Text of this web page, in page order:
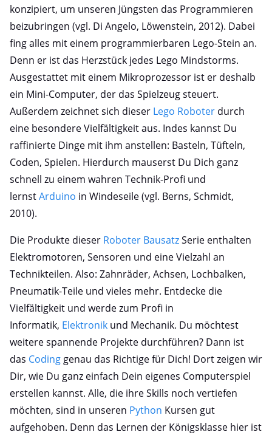
konzipiert, um unseren Jüngsten das Programmieren
beizubringen (vgl. Di Angelo, Löwenstein, 2012). Dabei
fing alles mit einem programmierbaren Lego-Stein an.
Denn er ist das Herzstück jedes Lego Mindstorms.
Ausgestattet mit einem Mikroprozessor ist er deshalb
ein Mini-Computer, der das Spielzeug steuert.
Außerdem zeichnet sich dieser Lego Roboter durch
eine besondere Vielfältigkeit aus. Indes kannst Du
raffinierte Dinge mit ihm anstellen: Basteln, Tüfteln,
Coden, Spielen. Hierdurch mauserst Du Dich ganz
schnell zu einem wahren Technik-Profi und
lernstArduino in Windeseile (vgl. Berns, Schmidt,
2010).
Die Produkte dieser Roboter BausatzSerie enthalten
Elektromotoren, Sensoren und eine Vielzahl an
Technikteilen. Also: Zahnräder, Achsen, Lochbalken,
Pneumatik-Teile und vieles mehr. Entdecke die
Vielfältigkeit und werde zum Profi in
Informatik, Elektronik und Mechanik. Du möchtest
weitere spannende Projekte durchführen? Dann ist
das Coding genau das Richtige für Dich! Dort zeigen wir
Dir, wie Du ganz einfach Dein eigenes Computerspiel
erstellen kannst. Alle, die ihre Skills noch vertiefen
möchten, sind in unseren Python Kursen gut
aufgehoben. Denn das Lernen der Königsklasse hier ist